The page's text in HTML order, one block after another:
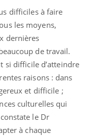
difficiles à faire
les moyens,
dernières
de travail.
si difficile d’atteindre
raisons : dans
et difficile ;
culturelles qui
le Dr
à chaque